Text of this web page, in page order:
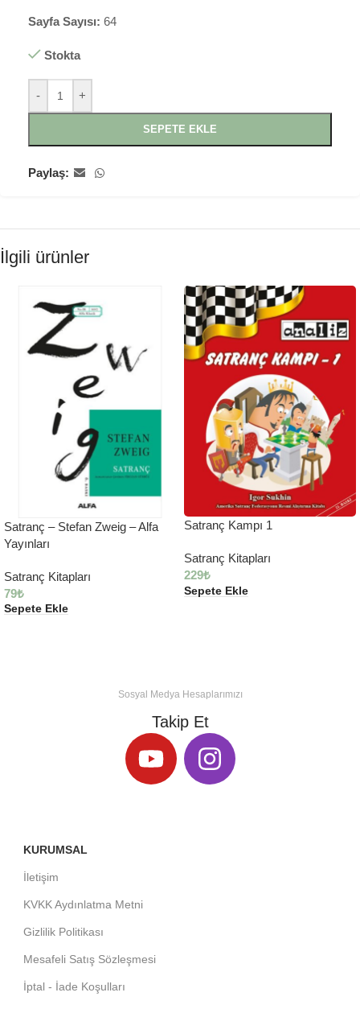
Sayfa Sayısı: 64
Stokta
- +
SEPETE EKLE
Paylaş:
İlgili ürünler
Satranç – Stefan Zweig – Alfa
Yayınları
Satranç Kitapları
79₺
Sepete Ekle
Satranç Kampı 1
Satranç Kitapları
229₺
Sepete Ekle
Sosyal Medya Hesaplarımızı
Takip Et
KURUMSAL
İletişim
KVKK Aydınlatma Metni
Gizlilik Politikası
Mesafeli Satış Sözleşmesi
İptal - İade Koşulları